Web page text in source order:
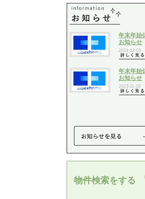
物件検索をする